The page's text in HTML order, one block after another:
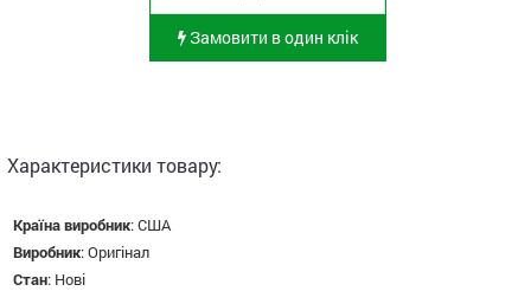
Замовити в один клік
Характеристики товару:
Країна виробник:США
Виробник:Оригінал
Стан: Нові